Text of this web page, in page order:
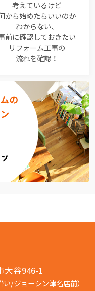
考えているけど
から始めたらいいのか
わからない、
前に確認しておきたい
リフォーム工事の
流れを確認！
大谷946-1
い/ジョーシン津名店前）